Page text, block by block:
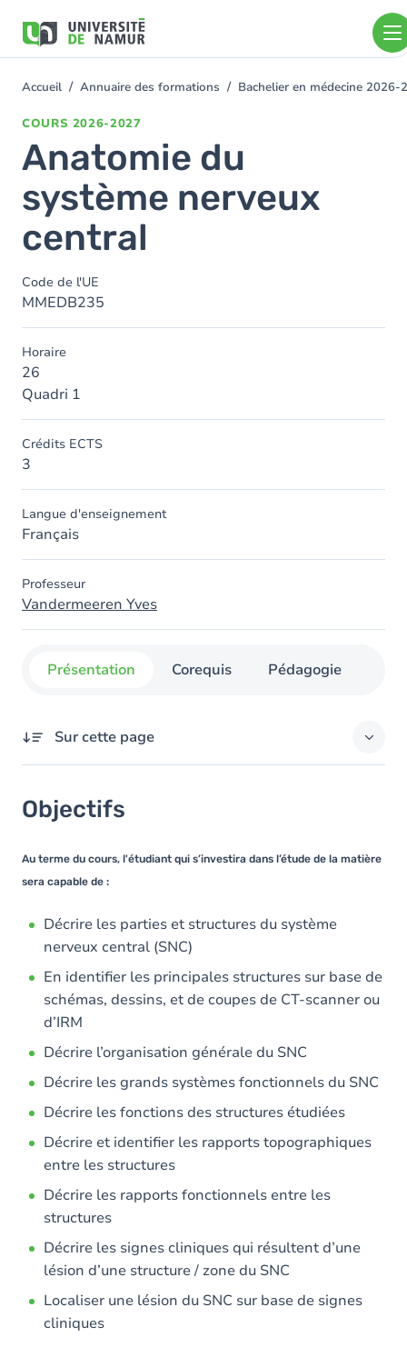
contenu
You
Accueil Annuaire des formations Bachelier en médecine 2026-
COURS 2026-2027
Anatomie du
système nerveux
central
Code de l'UE
MMEDB235
Horaire
26
Quadri 1
Crédits ECTS
3
Langue d'enseignement
Français
Professeur
Vandermeeren Yves
Présentation Corequis Pédagogie
Sur cette page
Contenu
Objectifs
Au terme du cours, l'étudiant qui s’investira dans l’étude de la matière
sera capable de :
Décrire les parties et structures du système
nerveux central (SNC)
En identifier les principales structures sur base de
schémas, dessins, et de coupes de CT-scanner ou
d’IRM
Décrire l’organisation générale du SNC
Décrire les grands systèmes fonctionnels du SNC
Décrire les fonctions des structures étudiées
Décrire et identifier les rapports topographiques
entre les structures
Décrire les rapports fonctionnels entre les
structures
Décrire les signes cliniques qui résultent d’une
lésion d’une structure / zone du SNC
Localiser une lésion du SNC sur base de signes
cliniques